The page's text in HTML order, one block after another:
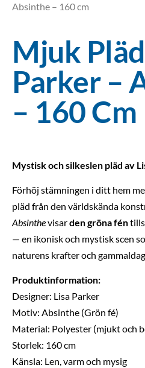
Absinthe – 160 cm
Mjuk
Parker –
– 160 Cm
Mystisk och silkeslen pläd av
Förhöj stämningen i ditt hem
pläd från den världskända
Absinthevisarden gröna fén
— en ikonisk och mystisk scen
naturens krafter och
Produktinformation:
Designer: Lisa Parker
Motiv: Absinthe (Grön fé)
Material: Polyester (mjukt och
Storlek: 160 cm
Känsla: Len, varm och mysig